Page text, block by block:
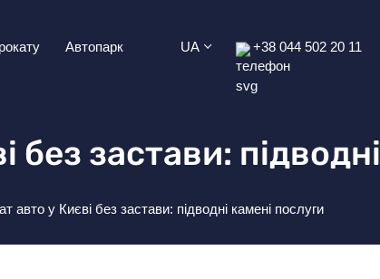
Автопарк UA +38 044 502 20 11
без застави:
авто у Києві без застави: підводні камені послуги